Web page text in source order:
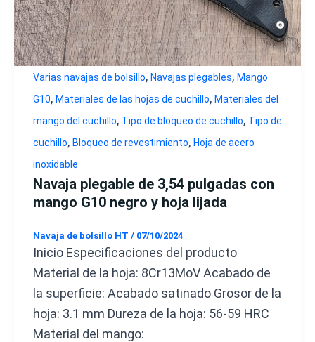
Varias navajas de bolsillo, Navajas plegables, Mango
G10, Materiales de las hojas de cuchillo, Materiales del
mango del cuchillo, Tipo de bloqueo de cuchillo, Tipo de
cuchillo, Bloqueo de revestimiento, Hoja de acero
inoxidable
Navaja plegable de 3,54 pulgadas con
mango G10 negro y hoja lijada
Navaja de bolsillo HT / 07/10/2024
Inicio Especificaciones del producto
Material de la hoja: 8Cr13MoV Acabado de
la superficie: Acabado satinado Grosor de la
hoja: 3.1 mm Dureza de la hoja: 56-59 HRC
Material del mango: